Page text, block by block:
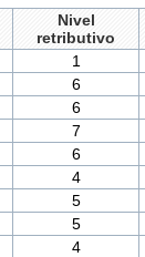
Nivel
retributivo
1
6
6
7
6
4
5
5
4